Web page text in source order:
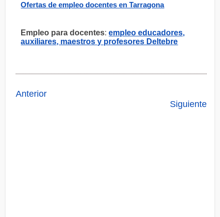
Ofertas de empleo docentes en Tarragona
Empleo para docentes:empleo educadores,
auxiliares, maestros y profesores Deltebre
Anterior
Siguiente